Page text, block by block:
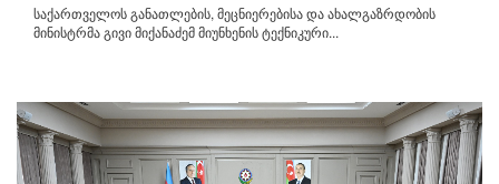
საქართველოს განათლების, მეცნიერებისა და ახალგაზრდობის
მინისტრმა გივი მიქანაძემ მიუნხენის ტექნიკური...